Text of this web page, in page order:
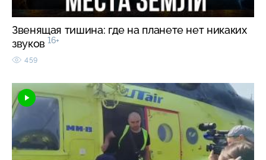
Звенящая тишина: где на планете нет никаких
звуков 16+
459